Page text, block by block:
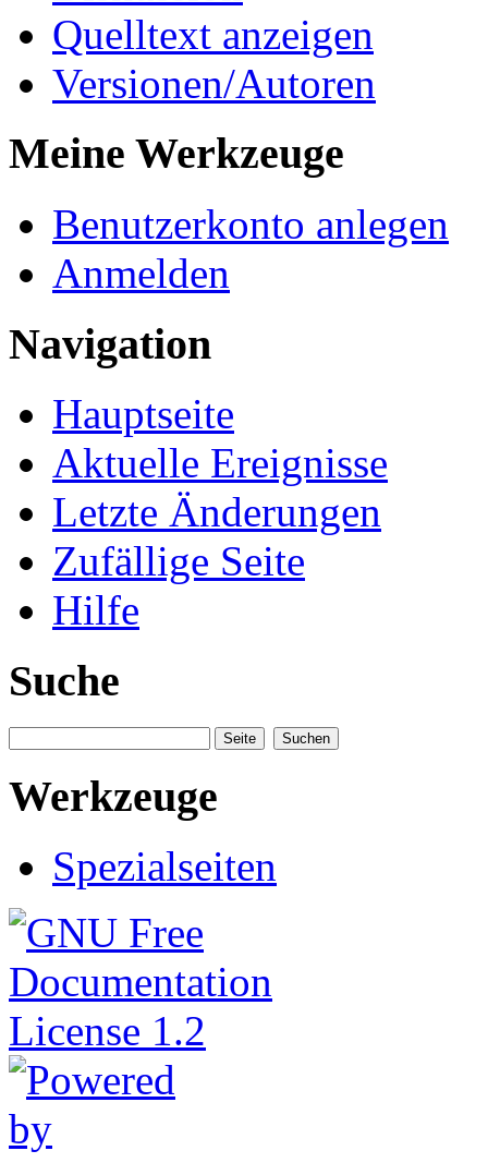
Quelltext anzeigen
Versionen/Autoren
Meine Werkzeuge
Benutzerkonto anlegen
Anmelden
Navigation
Hauptseite
Aktuelle Ereignisse
Letzte Änderungen
Zufällige Seite
Hilfe
Suche
Werkzeuge
Spezialseiten